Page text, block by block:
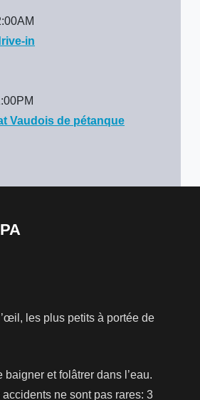
in
Vaudois de pétanque
les plus petits à portée de
baigner et folâtrer dans l’eau.
ne sont pas rares: 3